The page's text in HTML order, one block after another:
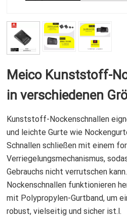
Meico Kunststoff-
in verschiedenen
Kunststoff-Nockenschnallen
und leichte Gurte wie
Schnallen schließen mit einem
Verriegelungsmechanismus,
Gebrauchs nicht verrutschen
Nockenschnallen funktionieren
mit Polypropylen-Gurtband, um
robust, vielseitig und sicher ist.l.